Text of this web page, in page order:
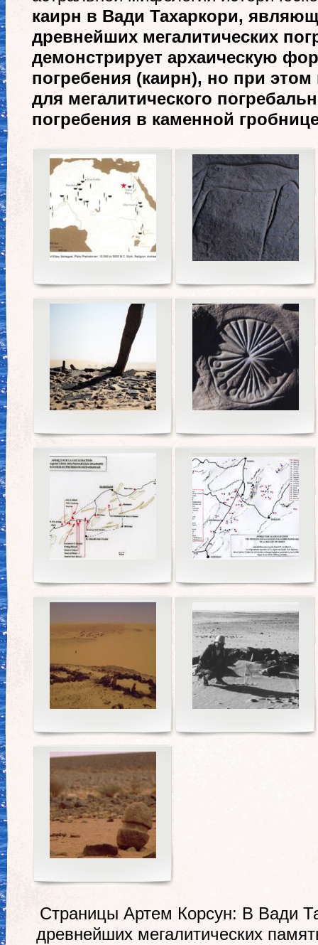
каирн в Вади Тахаркори,
древнейших мегалитических
демонстрирует архаическую
погребения (каирн), но при
для мегалитического
погребения в каменной
Страницы Артем Корсун: В Вади
древнейших мегалитических